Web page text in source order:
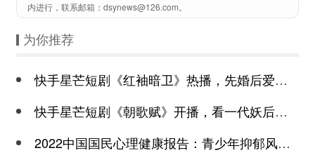
内进行，联系邮箱：dsynews@126.com。
为你推荐
快手星芒短剧《红袖暗卫》热播，先婚后爱诠释别样浪漫
快手星芒短剧《朝歌赋》开播，看一代妖后与心机皇上极限拉扯
2022中国国民心理健康报告：青少年抑郁风险高于成年